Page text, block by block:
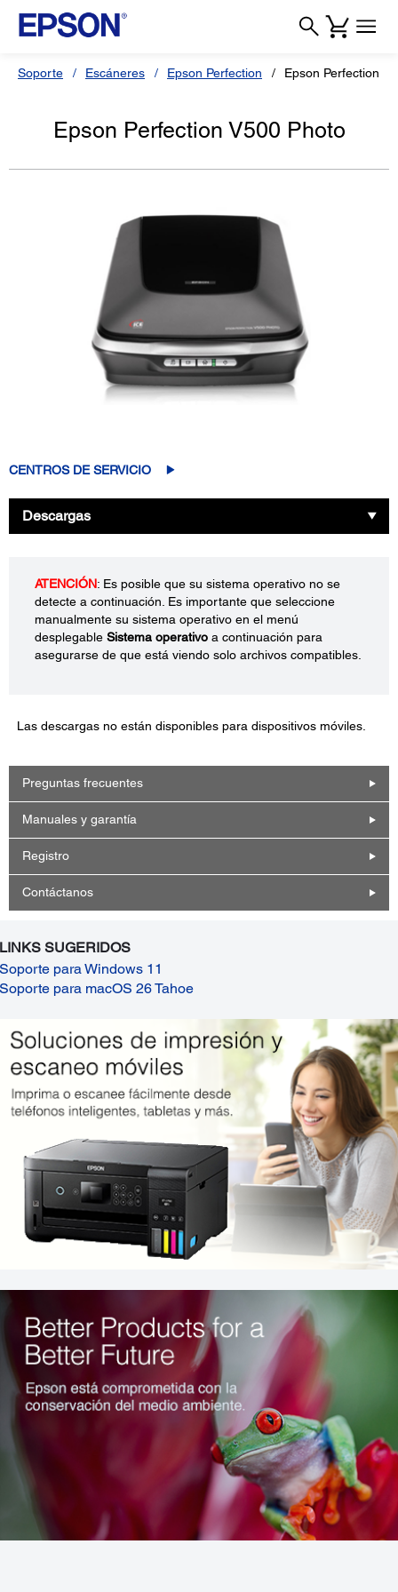
Soporte Escáneres Epson Perfection Epson Perfection
Epson Perfection V500 Photo
CENTROS DE SERVICIO
Descargas
ATENCIÓN: Es posible que su sistema operativo no se
detecte a continuación. Es importante que seleccione
manualmente su sistema operativo en el menú
desplegable Sistema operativo a continuación para
asegurarse de que está viendo solo archivos compatibles.
Las descargas no están disponibles para dispositivos móviles.
Preguntas frecuentes
Manuales y garantía
Registro
Contáctanos
LINKS SUGERIDOS
Soporte para Windows 11
Soporte para macOS 26 Tahoe